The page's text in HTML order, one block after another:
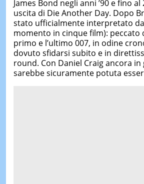
James Bond negli anni ’90 e fino
uscita di Die Another Day. Dopo
stato ufficialmente interpretato
momento in cinque film): peccato
primo e l’ultimo 007, in odine
dovuto sfidarsi subito e in
round. Con Daniel Craig ancora in
sarebbe sicuramente potuta